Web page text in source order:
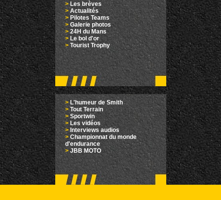
>Les brèves
> Actualités
> Pilotes Teams
>Galerie photos
>24H du Mans
>Le bol d'or
> Tourist Trophy
>L'humeur de Smith
> Tout Terrain
> Sportwin
> Les vidéos
> Interviews audios
>Championnat du monde
d'endurance
> JBB MOTO